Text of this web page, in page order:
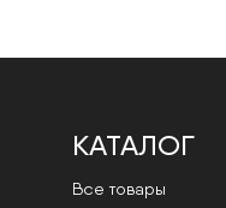
КАТАЛОГ
Все товары